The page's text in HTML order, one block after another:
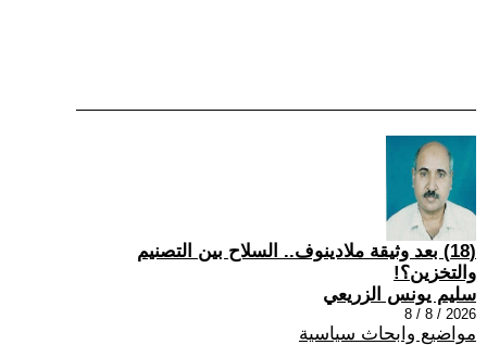
(18) بعد وثيقة ملادينوف.. السلاح بين التصنيم
والتخزين؟!
سليم يونس الزريعي
2026 / 8 / 8
مواضيع وابحاث سياسية